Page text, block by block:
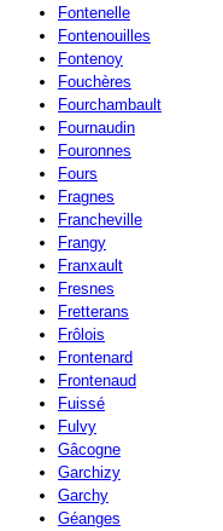
Fontenelle
Fontenouilles
Fontenoy
Fouchères
Fourchambault
Fournaudin
Fouronnes
Fours
Fragnes
Francheville
Frangy
Franxault
Fresnes
Fretterans
Frôlois
Frontenard
Frontenaud
Fuissé
Fulvy
Gâcogne
Garchizy
Garchy
Géanges